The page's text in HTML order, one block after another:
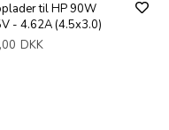
til HP 90W
- 4.62A (4.5x3.0)
DKK